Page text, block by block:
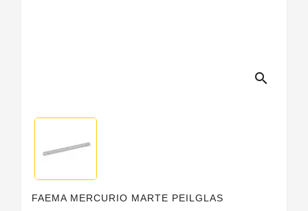
search
FAEMA MERCURIO MARTE PEILGLAS